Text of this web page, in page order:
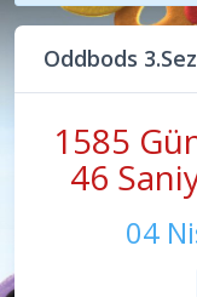
Oddbods
1585
47
04